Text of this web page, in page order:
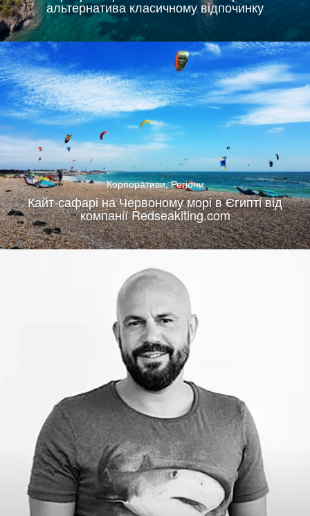
альтернатива класичному відпочинку
Корпоративи,Регіони
Кайт-сафарі на Червоному морі в Єгипті від
компанії Redseakiting.com